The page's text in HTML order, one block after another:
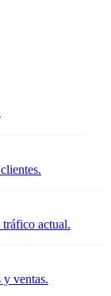
actual.
y ventas.